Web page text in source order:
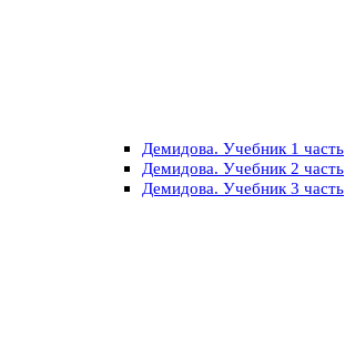
Демидова. Учебник 1 часть
Демидова. Учебник 2 часть
Демидова. Учебник 3 часть